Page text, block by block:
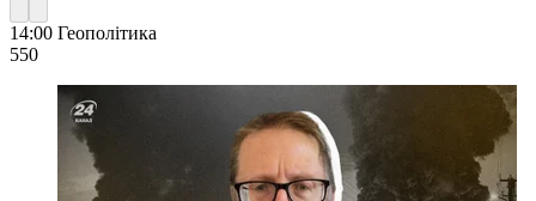
14:00 Геополітика
550